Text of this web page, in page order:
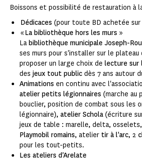
Boissons et possibilité de restauration à
Dédicaces (pour toute BD achetée sur
«La bibliothèque hors les murs »
La bibliothèque municipale Joseph-
ses murs pour s'installer sur le
proposer un large choix de lecture sur
des jeux tout public dès 7 ans autour
Animations en continu avec
atelier petits légionnaires (marche au
bouclier, position de combat sous les
légionnaire), atelier Schola (écriture
jeux de table : marelle, delta,
Playmobil romains, atelier tir à l'arc, 2
pour les tout-petits.
Les ateliers d'Arelate